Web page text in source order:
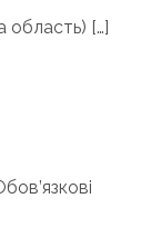
область) […]